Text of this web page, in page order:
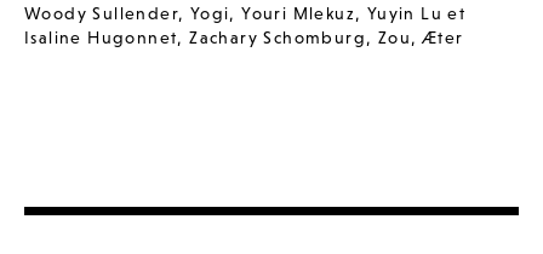
Woody Sullender, Yogi,Youri Mlekuz, Yuyin Lu et
Isaline Hugonnet,Zachary Schomburg, Zou, Æter